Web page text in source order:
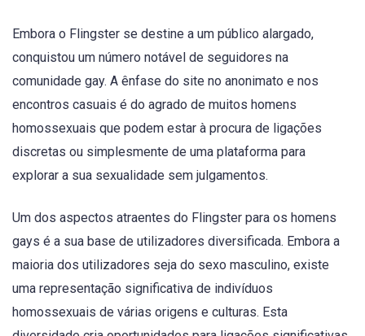
Embora o Flingster se destine a um público alargado,
conquistou um número notável de seguidores na
comunidade gay. A ênfase do site no anonimato e nos
encontros casuais é do agrado de muitos homens
homossexuais que podem estar à procura de ligações
discretas ou simplesmente de uma plataforma para
explorar a sua sexualidade sem julgamentos.
Um dos aspectos atraentes do Flingster para os homens
gays é a sua base de utilizadores diversificada. Embora a
maioria dos utilizadores seja do sexo masculino, existe
uma representação significativa de indivíduos
homossexuais de várias origens e culturas. Esta